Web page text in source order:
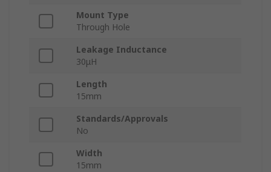
Mount Type
Through Hole
Leakage Inductance
30μH
Length
15mm
Standards/Approvals
No
Width
15mm